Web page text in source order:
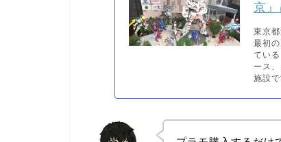
京
東京
最初
てい
ース
施設